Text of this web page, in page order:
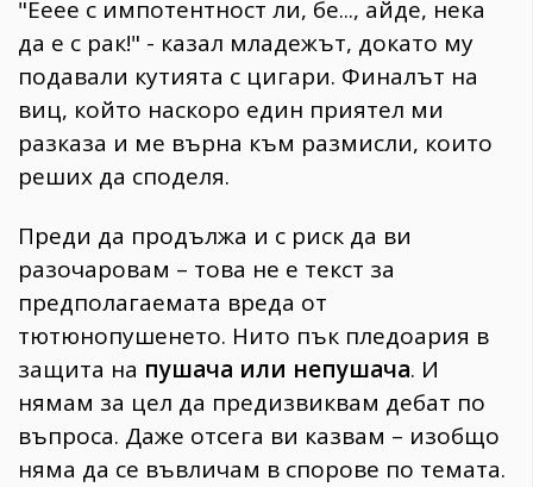
382
Wellness
1816
НИ
"Ееее с импотентност ли, бе..., айде, нека
да е с рак!" - казал младежът, докато му
подавали кутията с цигари. Финалът на
виц, който наскоро един приятел ми
разказа и ме върна към размисли, които
реших да споделя.
Преди да продължа и с риск да ви
разочаровам – това не е текст за
предполагаемата вреда от
тютюнопушенето. Нито пък пледоария в
защита на пушача или непушача. И
нямам за цел да предизвиквам дебат по
въпроса. Даже отсега ви казвам – изобщо
няма да се въвличам в спорове по темата.